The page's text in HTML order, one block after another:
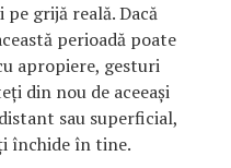
pe grijă reală. Dacă
perioadă poate
apropiere, gesturi
din nou de aceeași
sau superficial,
închide în tine.